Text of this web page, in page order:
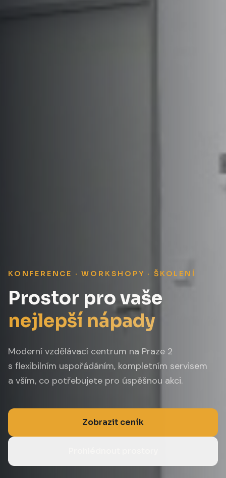
KONFERENCE · WORKSHOPY · ŠKOLENÍ
Prostor pro vaše
nejlepší nápady
Moderní vzdělávací centrum na Praze 2
s flexibilním uspořádáním, kompletním servisem
a vším, co potřebujete pro úspěšnou akci.
Zobrazit ceník